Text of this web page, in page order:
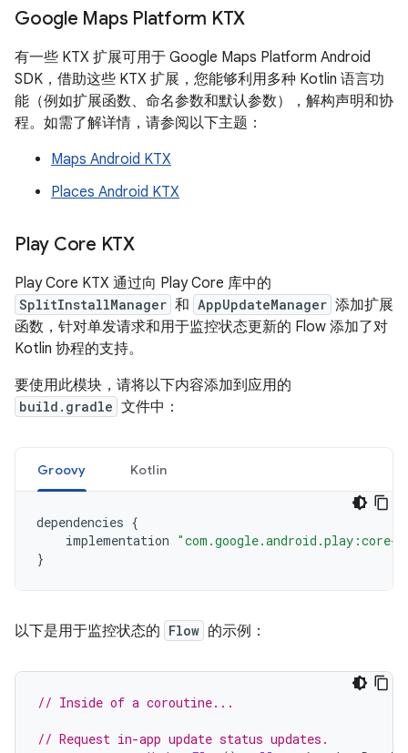
Google Maps Platform KTX
有一些 KTX 扩展可用于 Google Maps Platform Android
SDK，借助这些 KTX 扩展，您能够利用多种 Kotlin 语言功
能（例如扩展函数、命名参数和默认参数），解构声明和协
程。如需了解详情，请参阅以下主题：
Maps Android KTX
Places Android KTX
Play Core KTX
Play Core KTX 通过向 Play Core 库中的
SplitInstallManager 和 AppUpdateManager 添加扩展
函数，针对单发请求和用于监控状态更新的 Flow 添加了对
Kotlin 协程的支持。
要使用此模块，请将以下内容添加到应用的
build.gradle 文件中：
Groovy Kotlin
dependencies {
implementation
}
以下是用于监控状态的 Flow 的示例：
// Inside of a coroutine...
// Request in-app update status updates.